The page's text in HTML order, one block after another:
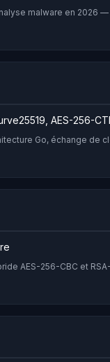
malware en 2026
AES-256-
Go, échange de
AES-256-CBC et